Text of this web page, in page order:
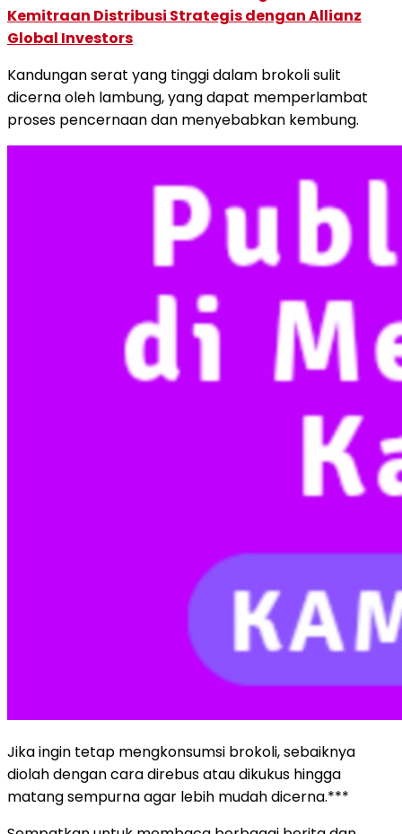
Kemitraan Distribusi Strategis dengan Allianz
Global Investors
Kandungan serat yang tinggi dalam brokoli sulit
dicerna oleh lambung, yang dapat memperlambat
proses pencernaan dan menyebabkan kembung.
Jika ingin tetap mengkonsumsi brokoli, sebaiknya
diolah dengan cara direbus atau dikukus hingga
matang sempurna agar lebih mudah dicerna.***